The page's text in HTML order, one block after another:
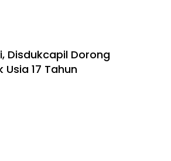
Disdukcapil Dorong
Usia 17 Tahun